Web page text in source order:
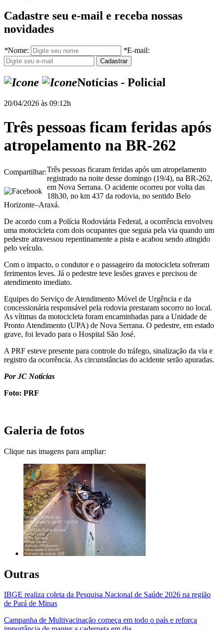
Cadastre seu e-mail e receba nossas
novidades
*Nome: *E-mail:
Notícias - Policial
20/04/2026 às 09:12h
Três pessoas ficam feridas após
atropelamento na BR-262
Compartilhar:Três pessoas ficaram feridas após um atropelamento
registrado na noite desse domingo (19/4), na BR-262,
em Nova Serrana. O acidente ocorreu por volta das
18h30, no km 437 da rodovia, no sentido Belo
Horizonte–Araxá.
De acordo com a Polícia Rodoviária Federal, a ocorrência envolveu
uma motocicleta com dois ocupantes que seguia pela via quando um
pedestre atravessou repentinamente a pista e acabou sendo atingido
pelo veículo.
Com o impacto, o condutor e o passageiro da motocicleta sofreram
ferimentos leves. Já o pedestre teve lesões graves e precisou de
atendimento imediato.
Equipes do Serviço de Atendimento Móvel de Urgência e da
concessionária responsável pela rodovia prestaram socorro no local.
As vítimas da motocicleta foram encaminhadas para a Unidade de
Pronto Atendimento (UPA) de Nova Serrana. O pedestre, em estado
grave, foi levado para o Hospital São José.
A PRF esteve presente para controle do tráfego, sinalização da via e
registro da ocorrência. As circunstâncias do acidente serão apuradas.
Por JC Notícias
Foto: PRF
Galeria de fotos
Clique nas imagens para ampliar:
Outras
IBGE realiza coleta da Pesquisa Nacional de Saúde 2026 na região
de Pará de Minas
Campanha de Multivacinação começa em todo o país e reforça